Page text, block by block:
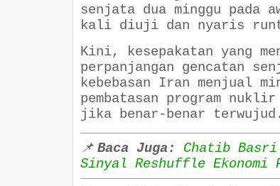
senjata dua minggu
kali diuji dan nyaris
Kini, kesepakatan yang
perpanjangan gencatan
kebebasan Iran menjual
pembatasan program
jika benar-benar terwujud.
📌 Baca Juga:
Chatib Basri
Sinyal Reshuffle Ekonomi